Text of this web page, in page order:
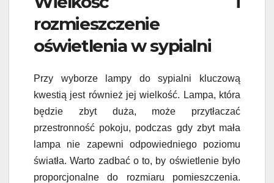
rozmieszczenie
oświetlenia w sypialni
Przy wyborze lampy do sypialni kluczową
kwestią jest również jej wielkość. Lampa, która
będzie zbyt duża, może przytłaczać
przestronność pokoju, podczas gdy zbyt mała
lampa nie zapewni odpowiedniego poziomu
światła. Warto zadbać o to, by oświetlenie było
proporcjonalne do rozmiaru pomieszczenia.